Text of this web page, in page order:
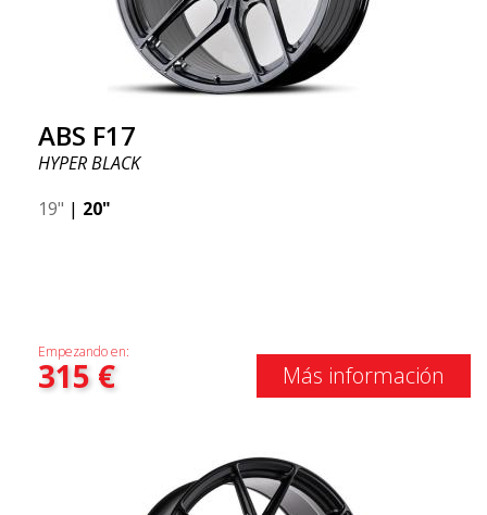
ABS F17
HYPER BLACK
19" | 20"
Empezando en:
315€ Más información